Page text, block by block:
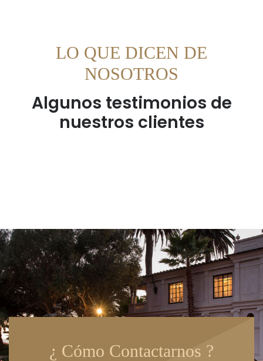
LO QUE DICEN DE
NOSOTROS
Algunos testimonios de
nuestros clientes
reactividad ¡ Volveré !
MIGUEL TRAUCO
FUTBOLISTA COMO ST ETIENNE
¿ Cómo Contactarnos ?